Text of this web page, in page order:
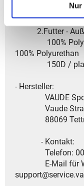
Nur
100%
600D / PU
2.Futter -
100%
100% Polyurethan
150D / plain
- Hersteller:
VAUDE Sport
Vaude
88069
- Kontakt:
Telefon: 0049
E-Mail für